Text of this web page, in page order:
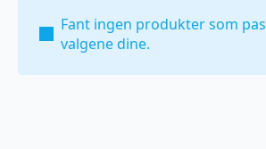
Fant ingen produkter som
valgene dine.